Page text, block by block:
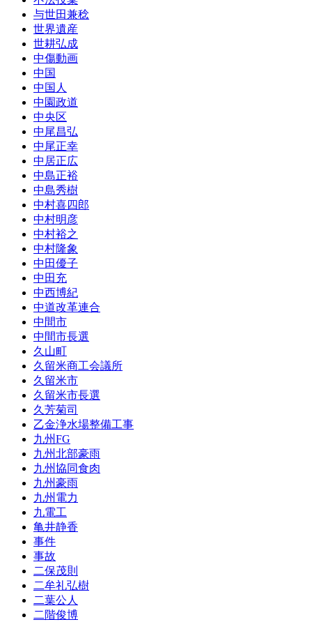
与世田兼稔
世界遺産
世耕弘成
中傷動画
中国
中国人
中園政道
中央区
中尾昌弘
中尾正幸
中居正広
中島正裕
中島秀樹
中村喜四郎
中村明彦
中村裕之
中村隆象
中田優子
中田充
中西博紀
中道改革連合
中間市
中間市長選
久山町
久留米商工会議所
久留米市
久留米市長選
久芳菊司
乙金浄水場整備工事
九州FG
九州北部豪雨
九州協同食肉
九州豪雨
九州電力
九電工
亀井静香
事件
事故
二保茂則
二牟礼弘樹
二葉公人
二階俊博